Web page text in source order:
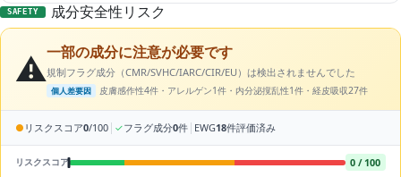
SAFETY 成分安全性リスク
⚠️一部の成分に注意が必要です
規制フラグ成分（CMR/SVHC/IARC/CIR/EU）は検出されませんでした
個人差要因 皮膚感作性4件・アレルゲン1件・内分泌撹乱性1件・経皮吸収27件
● リスクスコア0/100 | ✓フラグ成分0件 | EWG18件評価済み
リスクスコア 0 / 100